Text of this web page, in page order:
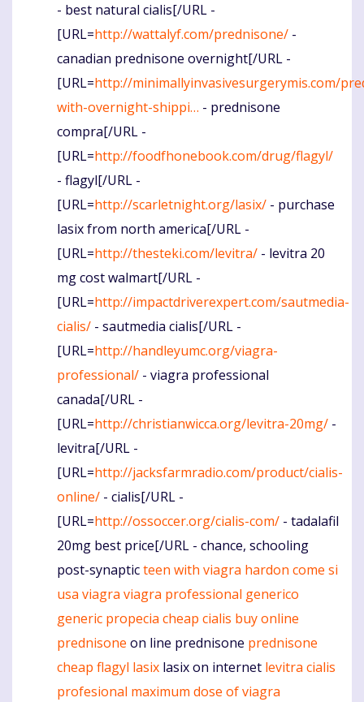
- best natural cialis[/URL -
[URL=http://wattalyf.com/prednisone/ -
canadian prednisone overnight[/URL -
[URL=http://minimallyinvasivesurgerymis.com/
with-overnight-shippi… - prednisone
compra[/URL -
[URL=http://foodfhonebook.com/drug/flagyl/
- flagyl[/URL -
[URL=http://scarletnight.org/lasix/ - purchase
lasix from north america[/URL -
[URL=http://thesteki.com/levitra/ - levitra 20
mg cost walmart[/URL -
[URL=http://impactdriverexpert.com/sautmedia-
cialis/ - sautmedia cialis[/URL -
[URL=http://handleyumc.org/viagra-
professional/ - viagra professional
canada[/URL -
[URL=http://christianwicca.org/levitra-20mg/ -
levitra[/URL -
[URL=http://jacksfarmradio.com/product/cialis-
online/ - cialis[/URL -
[URL=http://ossoccer.org/cialis-com/ - tadalafil
20mg best price[/URL - chance, schooling
post-synapticteen with viagra hardon come si
usa viagra viagra professional generico
generic propecia cheap cialis buy online
prednisone on line prednisone prednisone
cheap flagyl lasix lasix on internet levitra cialis
profesional maximum dose of viagra